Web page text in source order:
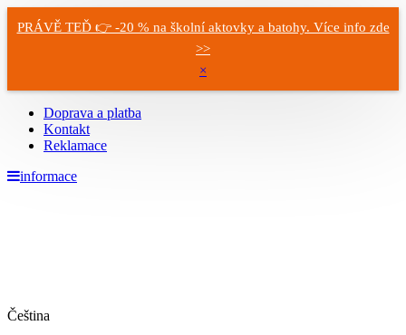
PRÁVĚ TEĎ 👉 -20 % na školní aktovky a batohy. Více info zde
>>
×
Doprava a platba
Kontakt
Reklamace
informace
Čeština